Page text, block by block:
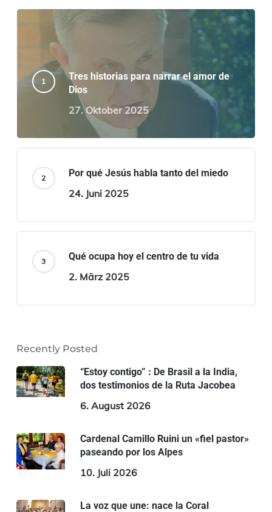
Tres historias para narrar el amor de
Dios
27. Oktober 2025
Por qué Jesús habla tanto del miedo
24. Juni 2025
Qué ocupa hoy el centro de tu vida
2. März 2025
Recently Posted
“Estoy contigo” : De Brasil a la India,
dos testimonios de la Ruta Jacobea
6. August 2026
Cardenal Camillo Ruini un «fiel pastor»
paseando por los Alpes
10. Juli 2026
La voz que une: nace la Coral